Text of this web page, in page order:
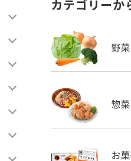
カテゴリーか